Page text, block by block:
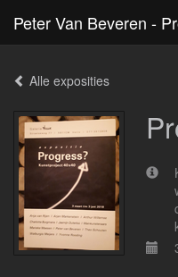
Peter Van Beveren -
Alle exposities